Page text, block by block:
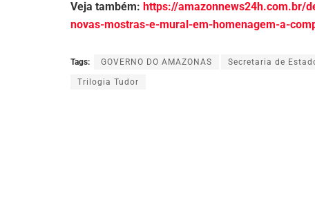
Veja também: https://amazonnews24h.com.br/
novas-mostras-e-mural-em-homenagem-a-
Tags: GOVERNO DO AMAZONAS Secretaria de
Trilogia Tudor